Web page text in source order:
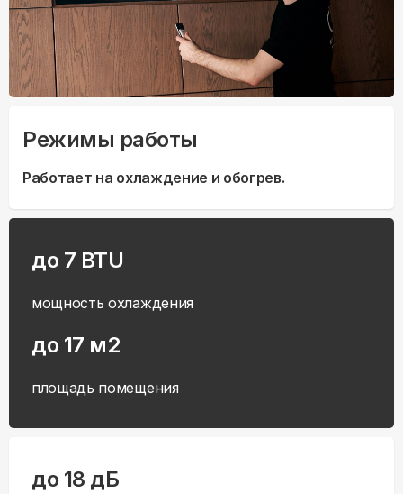
Режимы работы
Работает на охлаждение и обогрев.
до 7 BTU
мощность охлаждения
до 17 м2
площадь помещения
до 18 дБ